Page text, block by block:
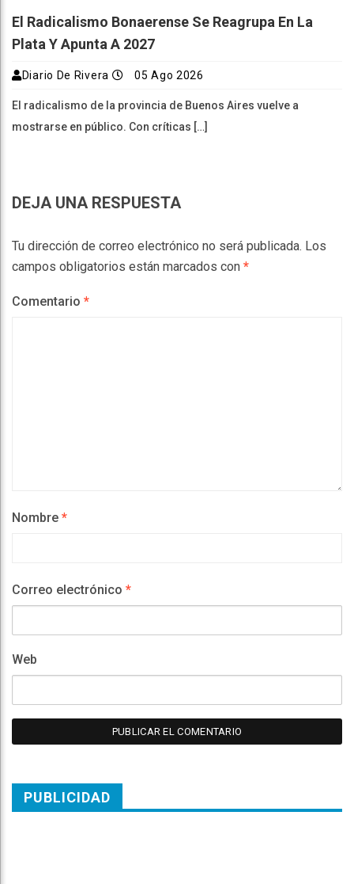
El Radicalismo Bonaerense Se Reagrupa En La
Plata Y Apunta A 2027
Diario De Rivera 05 Ago 2026
El radicalismo de la provincia de Buenos Aires vuelve a
mostrarse en público. Con críticas […]
DEJA UNA RESPUESTA
Tu dirección de correo electrónico no será publicada. Los
campos obligatorios están marcados con *
Comentario *
Nombre *
Correo electrónico *
Web
PUBLICIDAD